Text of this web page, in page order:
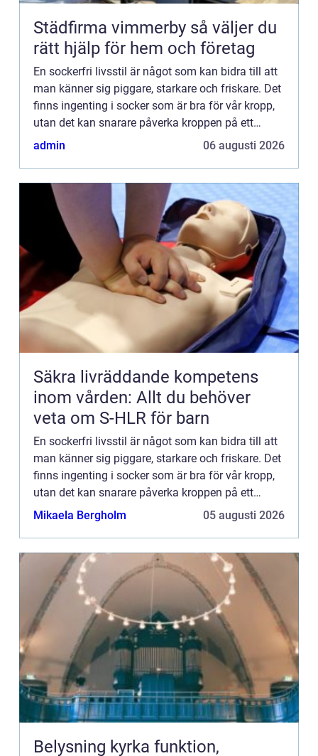
Städfirma vimmerby så väljer du
rätt hjälp för hem och företag
En sockerfri livsstil är något som kan bidra till att
man känner sig piggare, starkare och friskare. Det
finns ingenting i socker som är bra för vår kropp,
utan det kan snarare påverka kroppen på ett
negati...
admin 06 augusti 2026
Säkra livräddande kompetens
inom vården: Allt du behöver
veta om S-HLR för barn
En sockerfri livsstil är något som kan bidra till att
man känner sig piggare, starkare och friskare. Det
finns ingenting i socker som är bra för vår kropp,
utan det kan snarare påverka kroppen på ett
negati...
Mikaela Bergholm 05 augusti 2026
Belysning kyrka funktion,